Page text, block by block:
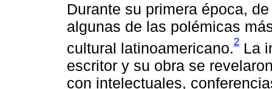
Durante su primera época,
algunas de las polémicas
cultural latinoamericano.2 La
escritor y su obra se
con intelectuales,